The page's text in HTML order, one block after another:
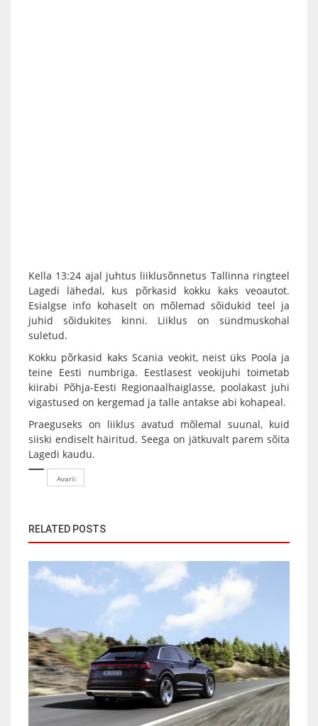
Kella 13:24 ajal juhtus liiklusõnnetus Tallinna ringteel
Lagedi lähedal, kus põrkasid kokku kaks veoautot.
Esialgse info kohaselt on mõlemad sõidukid teel ja
juhid sõidukites kinni. Liiklus on sündmuskohal
suletud.
Kokku põrkasid kaks Scania veokit, neist üks Poola ja
teine Eesti numbriga. Eestlasest veokijuhi toimetab
kiirabi Põhja-Eesti Regionaalhaiglasse, poolakast juhi
vigastused on kergemad ja talle antakse abi kohapeal.
Praeguseks on liiklus avatud mõlemal suunal, kuid
siiski endiselt häiritud. Seega on jätkuvalt parem sõita
Lagedi kaudu.
Avarii
RELATED POSTS